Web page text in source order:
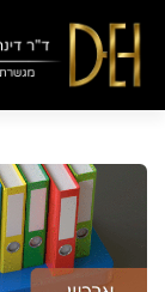
Yes
...